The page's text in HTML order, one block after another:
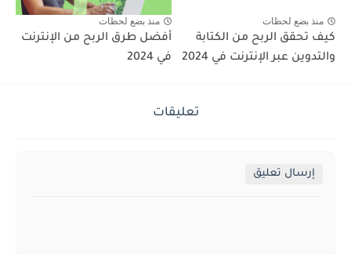
منذ بضع لحظات
كيف تحقق الربح من الكتابة
والتدوين عبر الإنترنت في 2024
منذ بضع لحظات
أفضل طرق الربح من الإنترنت
في 2024
تعليقات
إرسال تعليق